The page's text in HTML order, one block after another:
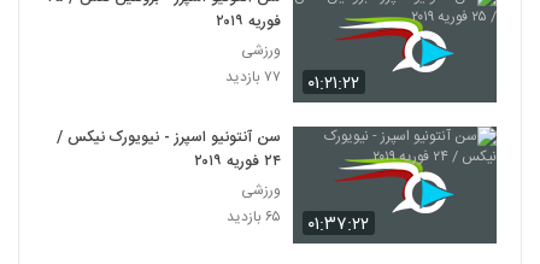
۰۱:۲۱:۲۲
فوریه ۲۰۱۹
ورزشی
۷۷ بازدید
۰۱:۳۷:۲۲
سن آنتونیو اسپرز - نیویورک نیکس /
۲۴ فوریه ۲۰۱۹
ورزشی
۶۵ بازدید